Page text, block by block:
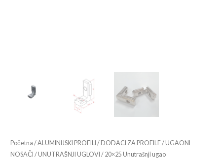
Početna /ALUMINIJSKI PROFILI / DODACI ZA PROFILE/UGAONI
NOSAČI /UNUTRAŠNJI UGLOVI / 20×25 Unutrašnji ugao